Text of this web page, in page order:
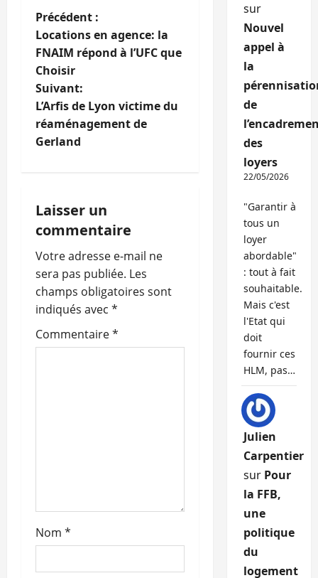
N
a
v
i
g
t
i
o
n
d
’
l
Précédent :
Locations en agence: la
FNAIM répond à l’UFC que
Choisir
Suivant:
L’Arfis de Lyon victime du
réaménagement de
Gerland
Laisser un
commentaire
Votre adresse e-mail ne
sera pas publiée. Les
champs obligatoires sont
indiqués avec *
Commentaire*
Nom *
sur
Nouvel
appel à
la
de
des
loyers
22/05/2026
"Garantir à
tous un
loyer
abordable"
: tout à fait
souhaitable.
Mais c'est
l'Etat qui
doit
fournir ces
HLM, pas…
Julien
Carpentier
sur Pour
la FFB,
une
politique
du
logement